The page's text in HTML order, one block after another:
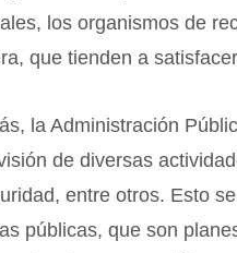
los organismos de
que tienden a
la Administración
de diversas
entre otros. Esto
públicas, que son